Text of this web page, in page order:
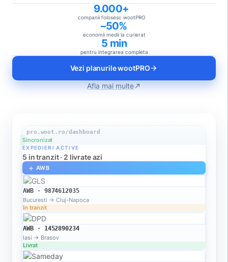
9.000+
companii folosesc wootPRO
–50%
economii medii la curierat
5 min
pentru integrarea completa
Vezi planurile wootPROarrow_forward
Afla mai multe north_east
pro.woot.ro/dashboard
Sincronizat
EXPEDIERI ACTIVE
5 in tranzit · 2 livrate azi
add AWB
AWB · 9874612035
Bucuresti → Cluj-Napoca
In tranzit
AWB · 1452890234
Iasi → Brasov
Livrat